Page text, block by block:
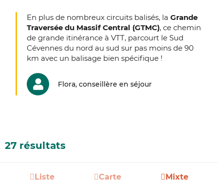
En plus de nombreux circuits balisés, la Grande
Traversée du Massif Central (GTMC), ce chemin
de grande itinérance à VTT, parcourt le Sud
Cévennes du nord au sud sur pas moins de 90
km avec un balisage bien spécifique !
Flora, conseillère en séjour
27 résultats
Liste Carte Mixte